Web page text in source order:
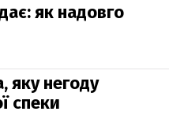
як надовго
яку негоду
спеки